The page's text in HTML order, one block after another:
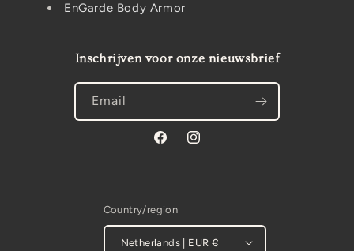
EnGarde Body Armor
Inschrijven voor onze nieuwsbrief
Email
FacebookInstagram
Country/region
Netherlands | EUR €